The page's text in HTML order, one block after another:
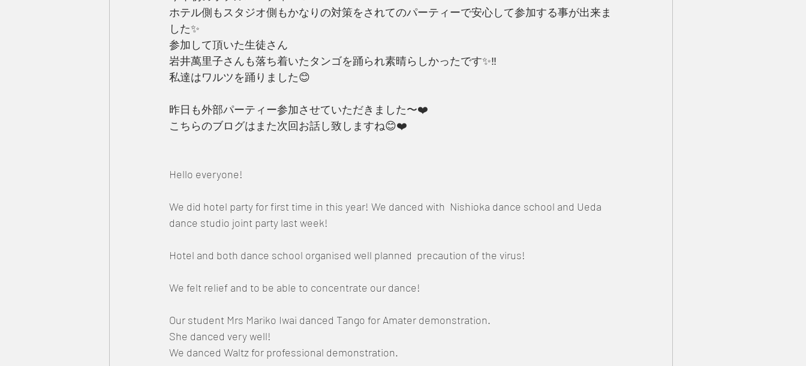
ホテル側もスタジオ側もかなりの対策をされてのパーティーで安心して参加する事が出来ま
した✨
参加して頂いた生徒さん
岩井萬里子さんも落ち着いたタンゴを踊られ素晴らしかったです✨‼️
私達はワルツを踊りました😊
昨日も外部パーティー参加させていただきました〜❤️
こちらのブログはまた次回お話し致しますね😊❤️
Hello everyone!
We did hotel party for first time in this year! We danced with  Nishioka dance school and Ueda
dance studio joint party last week!
Hotel and both dance school organised well planned  precaution of the virus!
We felt relief and to be able to concentrate our dance!
Our student Mrs Mariko Iwai danced Tango for Amater demonstration.
She danced very well!
We danced Waltz for professional demonstration.